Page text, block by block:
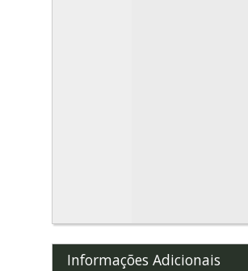
Informações Adicionais